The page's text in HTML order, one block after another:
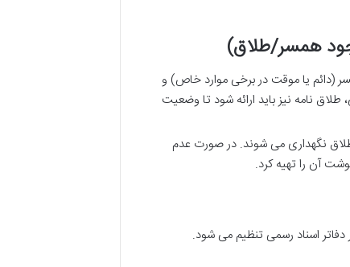
(دائم یا موقت در برخی موارد خاص) و
نامه نیز باید ارائه شود تا وضعیت
طلاق نگهداری می شوند. در صورت عدم
آن را تهیه کرد.
اسناد رسمی تنظیم می شود.